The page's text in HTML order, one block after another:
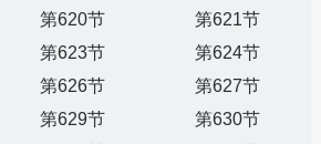
第620节
第621节
第623节
第624节
第626节
第627节
第629节
第630节